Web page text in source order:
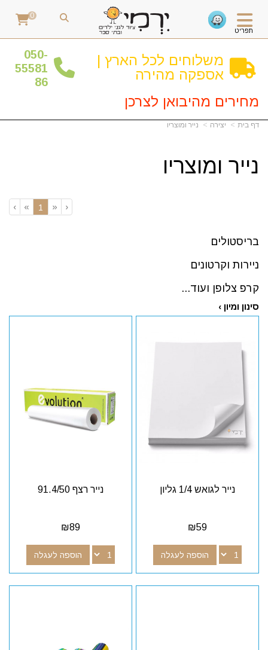
תפריט
0
משלוחים לכל הארץ |
אספקה מהירה
050-
55581
86
מחירים מהיבואן לצרכן
דף בית יצירה נייר ומוצריו
נייר ומוצריו
‹
«
1
»
›
בריסטולים
ניירות וקרטונים
קרפ צלופן ועוד...
סינון ומיון ›
נייר לגואש 1/4 גליון
₪59
הוספה לעגלה
נייר רצף 91.4/50
₪89
הוספה לעגלה